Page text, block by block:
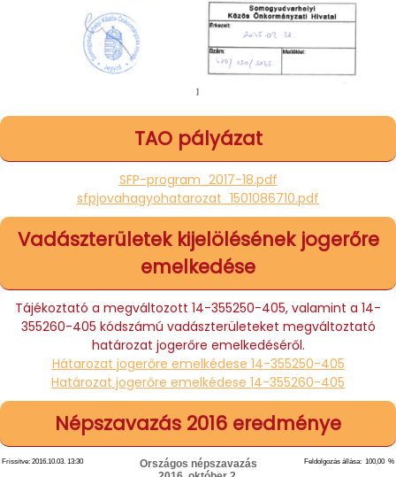
TAO pályázat
SFP-program_2017-18.pdf
sfpjovahagyohatarozat_1501086710.pdf
Vadászterületek kijelölésének jogerőre
emelkedése
Tájékoztató a megváltozott 14-355250-405, valamint a 14-
355260-405 kódszámú vadászterületeket megváltoztató
határozat jogerőre emelkedéséről.
Hátarozat jogerőre emelkédese 14-355250-405
Határozat jogerőre emelkédese 14-355260-405
Népszavazás 2016 eredménye